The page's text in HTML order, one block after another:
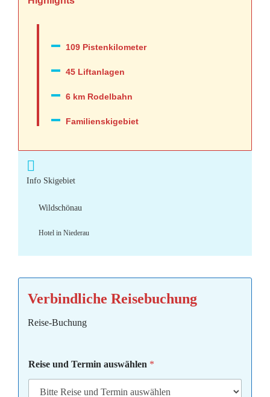
109 Pistenkilometer
45 Liftanlagen
6 km Rodelbahn
Familienskigebiet
Info Skigebiet
Wildschönau
Hotel in Niederau
Verbindliche Reisebuchung
Reise-Buchung
Reise und Termin auswählen *